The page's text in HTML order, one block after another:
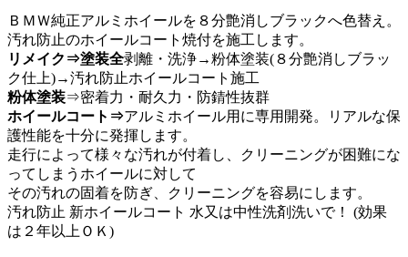
ＢＭＷ純正アルミホイールを８分艶消しブラックへ色替え。
汚れ防止のホイールコート焼付を施工します。
リメイク⇒塗装全剥離・洗浄→粉体塗装(８分艶消しブラッ
ク仕上)→汚れ防止ホイールコート施工
粉体塗装⇒密着力・耐久力・防錆性抜群
ホイールコート⇒アルミホイール用に専用開発。リアルな保
護性能を十分に発揮します。
走行によって様々な汚れが付着し、クリーニングが困難にな
ってしまうホイールに対して
その汚れの固着を防ぎ、クリーニングを容易にします。
汚れ防止 新ホイールコート 水又は中性洗剤洗いで！ (効果
は２年以上ＯＫ)